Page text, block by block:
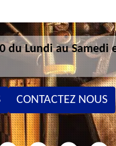
du Lundi au
CONTACTEZ NOUS